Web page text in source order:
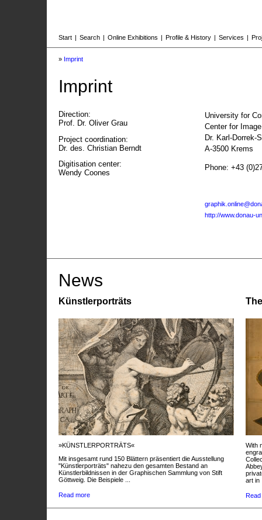
Start | Search | Online Exhibitions | Profile & History | Services |
» Imprint
Imprint
Direction:
Prof. Dr. Oliver Grau
Project coordination:
Dr. des. Christian Berndt
Digitisation center:
Wendy Coones
University for
Center for
Dr. Karl-Dorrek-
A-3500 Krems
Phone: +43
http://www.donau-
News
Künstlerporträts
»KÜNSTLERPORTRÄTS«
Mit insgesamt rund 150 Blättern präsentiert die Ausstellung
"Künstlerporträts" nahezu den gesamten Bestand an
Künstlerbildnissen in der Graphischen Sammlung von Stift
Göttweig. Die Beispiele ...
Read more
With
art in